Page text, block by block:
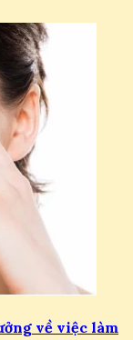
về việc làm